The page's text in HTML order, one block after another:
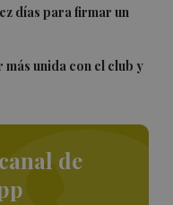
días para firmar un
unida con el club y
de